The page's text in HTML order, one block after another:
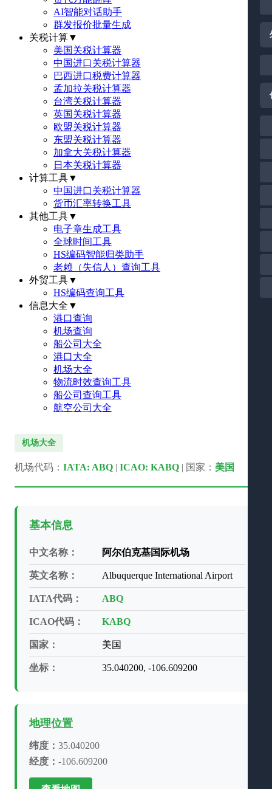
AI智能对话助手
群发报价批量生成
关税计算▼
美国关税计算器
中国进口关税计算器
巴西进口税费计算器
孟加拉关税计算器
台湾关税计算器
英国关税计算器
欧盟关税计算器
东盟关税计算器
加拿大关税计算器
日本关税计算器
计算工具▼
中国进口关税计算器
货币汇率转换工具
其他工具▼
电子章生成工具
全球时间工具
HS编码智能归类助手
老赖（失信人）查询工具
外贸工具▼
HS编码查询工具
信息大全 ▼
港口查询
机场查询
船公司大全
港口大全
机场大全
物流时效查询工具
船公司查询工具
航空公司大全
机场大全
机场代码： IATA: ABQ | ICAO: KABQ | 国家： 美国
基本信息
中文名称： 阿尔伯克基国际机场
英文名称： Albuquerque International Airport
IATA代码： ABQ
ICAO代码： KABQ
国家： 美国
坐标： 35.040200, -106.609200
地理位置
纬度： 35.040200
经度： -106.609200